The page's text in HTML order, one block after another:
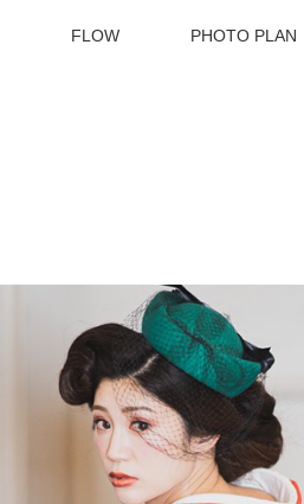
FLOW PHOTO PLAN